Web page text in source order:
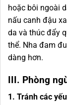
hoặc bôi ngoài
nấu canh đậu
da và thúc đẩy
thể. Nha đam
dàng hơn.
III. Phòng
1. Tránh các